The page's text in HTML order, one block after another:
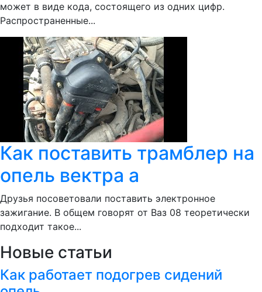
может в виде кода, состоящего из одних цифр.
Распространенные...
Как поставить трамблер на
опель вектра а
Друзья посоветовали поставить электронное
зажигание. В общем говорят от Ваз 08 теоретически
подходит такое...
Новые статьи
Как работает подогрев сидений